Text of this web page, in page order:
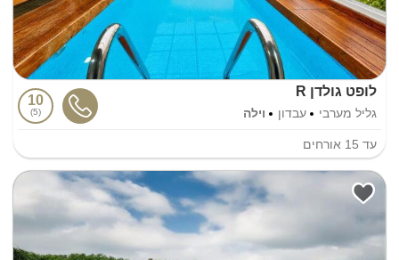
לופט גולדן R
גליל מערבי עבדון וילה
10
5
עד 15 אורחים